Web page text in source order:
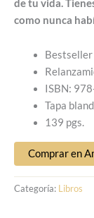
de tu vida.
como nunca
Bestseller
ISBN:
Tapa
139 pgs.
Comprar en
Categoría: Libros